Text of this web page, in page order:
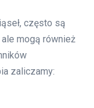
często są
mogą również
zaliczamy: